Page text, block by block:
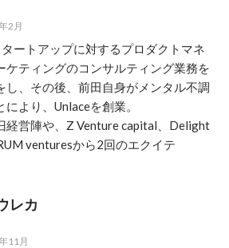
2月
ートアップに対するプロダクトマネ
ケティングのコンサルティング業務を
し、その後、前田自身がメンタル不調
より、Unlaceを創業。
経営陣や、Z Venture capital、Delight
venturesから2回のエクイテ
レカ
11月